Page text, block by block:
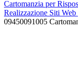
Cartomanzia per
Realizzazione Siti
09450091005